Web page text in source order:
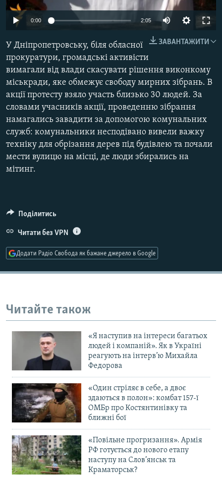
МУЛЬТИМЕДІА
ФОТО
СПЕЦПРОЄКТИ
ПОДКАСТИ
КРИМ РЕАЛІЇ
УКР
КТАТ
ДОЛУЧАЙСЯ!
Усі сайти RFE/RL
0:00 2:05
ЗАВАНТАЖИТИ
У Дніпропетровську, біля обласної
прокуратури, громадські активісти
вимагали від влади скасувати рішення виконкому
міськради, яке обмежує свободу мирних зібрань. В
акції протесту взяло участь близько 30 людей. За
словами учасників акції, проведенню зібрання
намагались завадити за допомогою комунальних
служб: комунальники несподівано вивели важку
техніку для обрізання дерев під будівлею та почали
мести вулицю на місці, де люди збирались на
мітинг.
Поділитись
Читати без VPN
Додати Радіо Свобода як бажане джерело в Google
Читайте також
«Я наступив на інтереси багатьох
людей і компаній». Як в Україні
реагують на інтерв’ю Михайла
Федорова
«Один стріляє в себе, а двоє
здаються в полон»: комбат 157-ї
ОМБр про Костянтинівку та
ближні бої
«Повільне прогризання». Армія
РФ готується до нового етапу
наступу на Слов’янськ та
Краматорськ?